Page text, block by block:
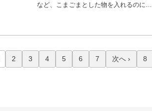
など、こまごまとした物を入れるのに…
2 3 4 5 6 7 次へ › 8